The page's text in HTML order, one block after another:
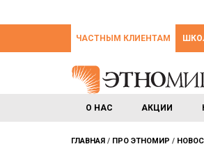
ЧАСТНЫМ КЛИЕНТАМ
О НАС АКЦИИ
ГЛАВНАЯ ПРО ЭТНОМИР